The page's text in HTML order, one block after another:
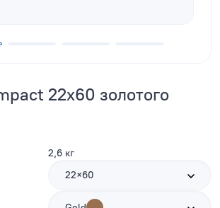
22x60 золотого
2,6 кг
22×60